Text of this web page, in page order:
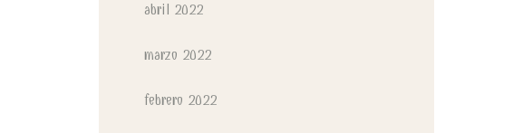
abril 2022
marzo 2022
febrero 2022